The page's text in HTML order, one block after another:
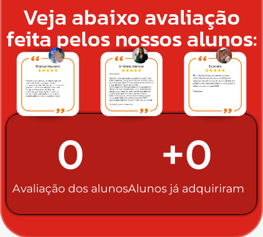
Veja abaixo avaliação
feita pelos nossos alunos:
Avaliação dos alunos
0
Alunos já adquiriram
+0